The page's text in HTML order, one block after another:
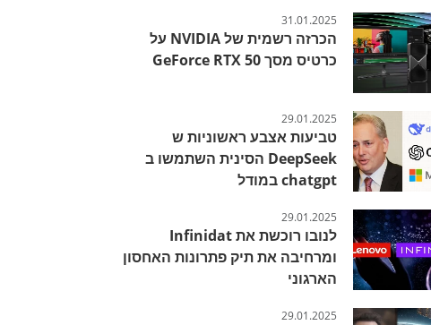
31.01.2025
הכרזה רשמית של NVIDIA על
כרטיס מסך GeForce RTX 50
29.01.2025
טביעות אצבע ראשוניות ש
DeepSeek הסינית השתמשו ב
chatgpt במודל
29.01.2025
לנובו רוכשת את Infinidat
ומרחיבה את תיק פתרונות האחסון
הארגוני
29.01.2025